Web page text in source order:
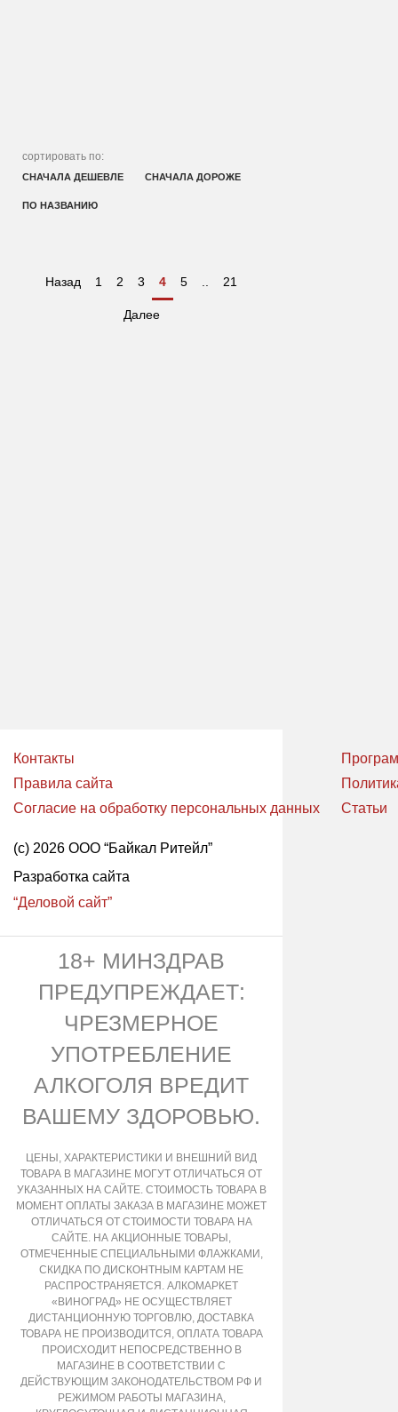
сортировать по:
СНАЧАЛА ДЕШЕВЛЕ СНАЧАЛА ДОРОЖЕ
ПО НАЗВАНИЮ
Назад 1 2 3 4 5 .. 21
Далее
Контакты
Правила сайта
Согласие на обработку персональных данных
Статьи
(с) 2026 ООО “Байкал Ритейл”
Разработка сайта
“Деловой сайт”
18+ МИНЗДРАВ
ПРЕДУПРЕЖДАЕТ:
ЧРЕЗМЕРНОЕ
УПОТРЕБЛЕНИЕ
АЛКОГОЛЯ ВРЕДИТ
ВАШЕМУ ЗДОРОВЬЮ.
ЦЕНЫ, ХАРАКТЕРИСТИКИ И ВНЕШНИЙ ВИД
ТОВАРА В МАГАЗИНЕ МОГУТ ОТЛИЧАТЬСЯ ОТ
УКАЗАННЫХ НА САЙТЕ. СТОИМОСТЬ ТОВАРА В
МОМЕНТ ОПЛАТЫ ЗАКАЗА В МАГАЗИНЕ МОЖЕТ
ОТЛИЧАТЬСЯ ОТ СТОИМОСТИ ТОВАРА НА
САЙТЕ. НА АКЦИОННЫЕ ТОВАРЫ,
ОТМЕЧЕННЫЕ СПЕЦИАЛЬНЫМИ ФЛАЖКАМИ,
СКИДКА ПО ДИСКОНТНЫМ КАРТАМ НЕ
РАСПРОСТРАНЯЕТСЯ. АЛКОМАРКЕТ
«ВИНОГРАД» НЕ ОСУЩЕСТВЛЯЕТ
ДИСТАНЦИОННУЮ ТОРГОВЛЮ, ДОСТАВКА
ТОВАРА НЕ ПРОИЗВОДИТСЯ, ОПЛАТА ТОВАРА
ПРОИСХОДИТ НЕПОСРЕДСТВЕННО В
МАГАЗИНЕ В СООТВЕТСТВИИ С
ДЕЙСТВУЮЩИМ ЗАКОНОДАТЕЛЬСТВОМ РФ И
РЕЖИМОМ РАБОТЫ МАГАЗИНА,